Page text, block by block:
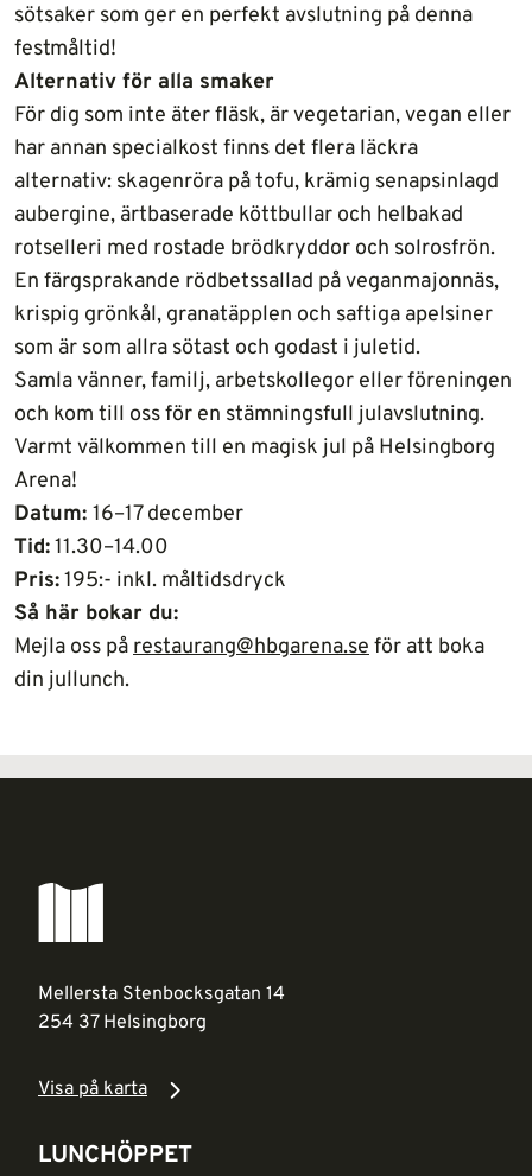
sötsaker som ger en perfekt avslutning på denna
festmåltid!
Alternativ för alla smaker
För dig som inte äter fläsk, är vegetarian, vegan eller
har annan specialkost finns det flera läckra
alternativ: skagenröra på tofu, krämig senapsinlagd
aubergine, ärtbaserade köttbullar och helbakad
rotselleri med rostade brödkryddor och solrosfrön.
En färgsprakande rödbetssallad på veganmajonnäs,
krispig grönkål, granatäpplen och saftiga apelsiner
som är som allra sötast och godast i juletid.
Samla vänner, familj, arbetskollegor eller föreningen
och kom till oss för en stämningsfull julavslutning.
Varmt välkommen till en magisk jul på Helsingborg
Arena!
Datum: 16–17 december
Tid:11.30–14.00
Pris:195:- inkl. måltidsdryck
Så här bokar du:
Mejla oss pårestaurang@hbgarena.seför att boka
din jullunch.
Mellersta Stenbocksgatan 14
254 37 Helsingborg
Visa på karta
LUNCHÖPPET